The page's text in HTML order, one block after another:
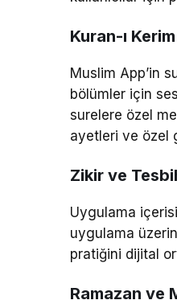
Kuran-ı
Muslim App’in
bölümler için
surelere özel
ayetleri ve özel
Zikir ve
Uygulama
uygulama
pratiğini dijital
Ramazan ve